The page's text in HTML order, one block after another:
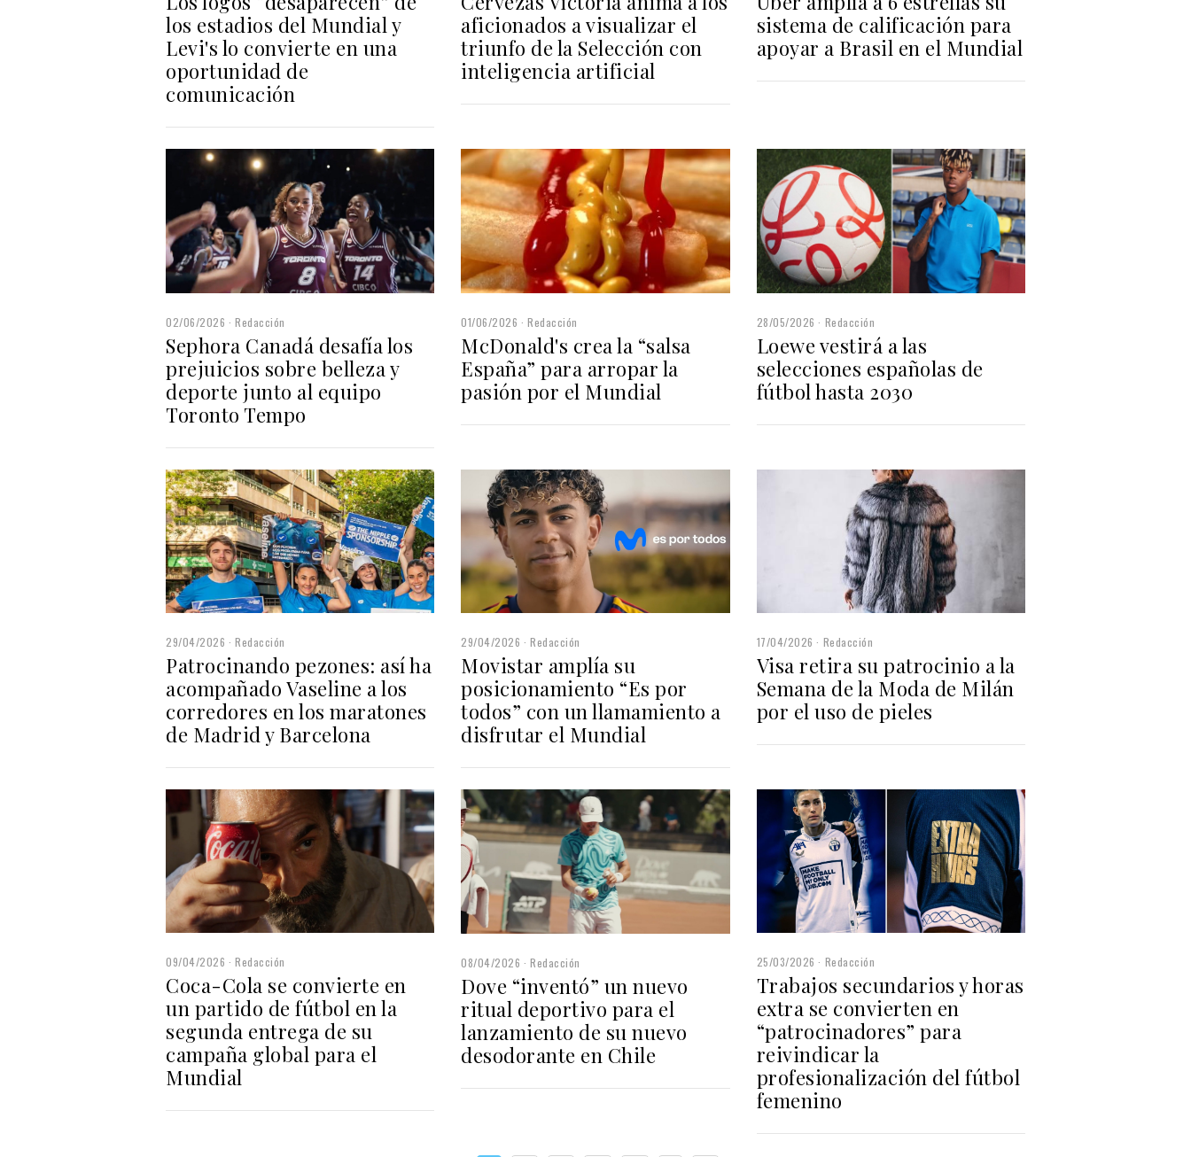
los estadios del Mundial y
Levi's lo convierte en una
oportunidad de
comunicación
aficionados a visualizar el
triunfo de la Selección con
inteligencia artificial
sistema de calificación para
apoyar a Brasil en el Mundial
02/06/2026 Redacción
Sephora Canadá desafía los
prejuicios sobre belleza y
deporte junto al equipo
Toronto Tempo
01/06/2026 Redacción
McDonald's crea la “salsa
España” para arropar la
pasión por el Mundial
28/05/2026 Redacción
Loewe vestirá a las
selecciones españolas de
fútbol hasta 2030
29/04/2026 Redacción
Patrocinando pezones: así ha
acompañado Vaseline a los
corredores en los maratones
de Madrid y Barcelona
29/04/2026 Redacción
Movistar amplía su
posicionamiento “Es por
todos” con un llamamiento a
disfrutar el Mundial
17/04/2026 Redacción
Visa retira su patrocinio a la
Semana de la Moda de Milán
por el uso de pieles
09/04/2026 Redacción
Coca-Cola se convierte en
un partido de fútbol en la
segunda entrega de su
campaña global para el
Mundial
08/04/2026 Redacción
Dove “inventó” un nuevo
ritual deportivo para el
lanzamiento de su nuevo
desodorante en Chile
25/03/2026 Redacción
Trabajos secundarios y horas
extra se convierten en
“patrocinadores” para
reivindicar la
profesionalización del fútbol
femenino